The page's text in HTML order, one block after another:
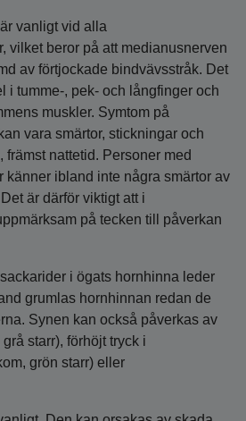
vanligt vid alla
vilket beror på att medianusnerven
av förtjockade bindvävsstråk. Det
i tumme-, pek- och långfinger och
muskler. Symtom på
vara smärtor, stickningar och
nattetid. Personer med
känner ibland inte några smärtor av
är därför viktigt att i
på tecken till påverkan
i ögats hornhinna leder
grumlas hornhinnan redan de
Synen kan också påverkas av
starr), förhöjt tryck i
grön starr) eller